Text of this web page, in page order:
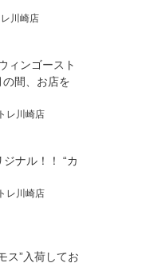
川崎店
ィンゴースト
間、お店を
レ川崎店
ナル！！ “カ
レ川崎店
ス”入荷してお